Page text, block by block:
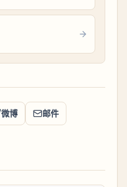
微博 邮件